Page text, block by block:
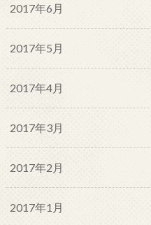
2017年6月
2017年5月
2017年4月
2017年3月
2017年2月
2017年1月